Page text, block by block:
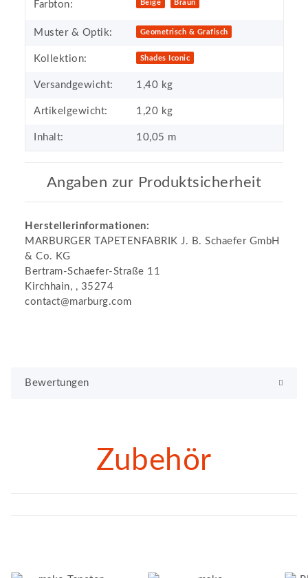
Farbton: Beige Braun
Muster & Optik: Geometrisch & Grafisch
Kollektion: Shades Iconic
Versandgewicht: 1,40 kg
Artikelgewicht: 1,20 kg
Inhalt: 10,05 m
Angaben zur Produktsicherheit
Herstellerinformationen:
MARBURGER TAPETENFABRIK J. B. Schaefer GmbH
& Co. KG
Bertram-Schaefer-Straße 11
Kirchhain, , 35274
contact@marburg.com
Bewertungen
Zubehör